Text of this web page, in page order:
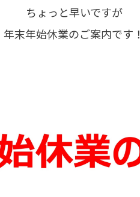
ちょっと早いですが
年末年始休業のご案内です！